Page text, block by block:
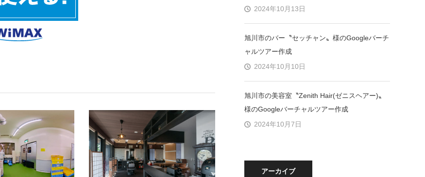
2024年10月13日
旭川市のバー〝セッチャン〟様のGoogleバーチ
ャルツアー作成
2024年10月10日
旭川市の美容室〝Zenith Hair(ゼニスヘアー)〟
様のGoogleバーチャルツアー作成
2024年10月7日
アーカイブ